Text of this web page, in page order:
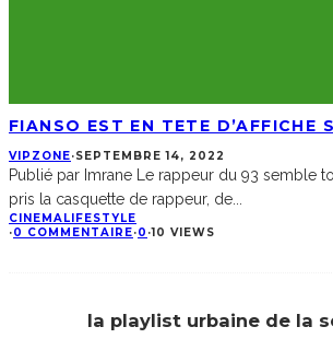
FIANSO EST EN TETE D’AFFICHE
VIPZONE·SEPTEMBRE 14, 2022
Publié par Imrane Le rappeur du 93 semble
pris la casquette de rappeur, de
CINEMA LIFESTYLE
·0 COMMENTAIRE·0 ·10 VIEWS
la playlist urbaine de la